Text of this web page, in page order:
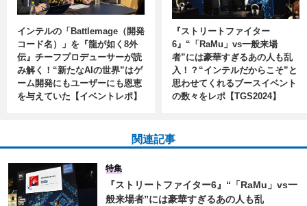
インテルの「Battlemage（開発
コード名）」を『龍が如く8外
伝』チーフプロデューサーが読
み解く！“新たなAIの世界”はゲ
ーム開発にもユーザーにも恩恵
を与えていた【イベントレポ】
『ストリートファイター
6』“「RaMu」vs一般来場
者”には豪華すぎるあの人も乱
入！？“インテルだからこそ”と
思わせてくれるブースイベント
の数々をレポ【TGS2024】
関連記事
『ストリートファイター6』“「RaMu」vs一
般来場者”には豪華すぎるあの人も乱
特集